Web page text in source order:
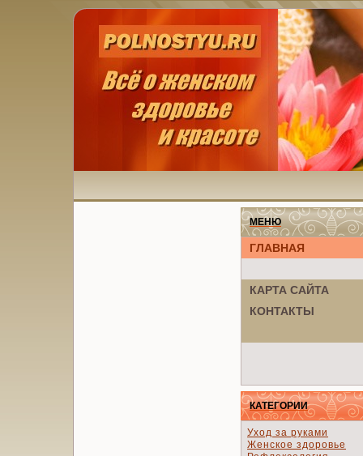
МЕНЮ
ГЛАВНАЯ
КАРТА САЙТА
КОНТАКТЫ
КАТЕГОРИИ
Уход за руками
Женское здоровье